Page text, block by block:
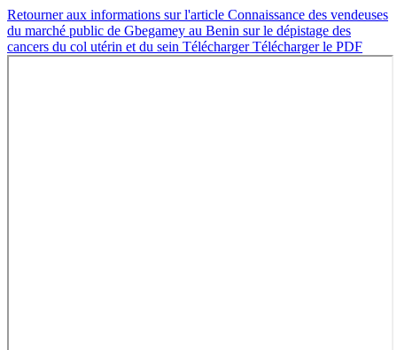
Retourner aux informations sur l'article Connaissance des vendeuses
du marché public de Gbegamey au Benin sur le dépistage des
cancers du col utérin et du sein TéléchargerTélécharger le PDF